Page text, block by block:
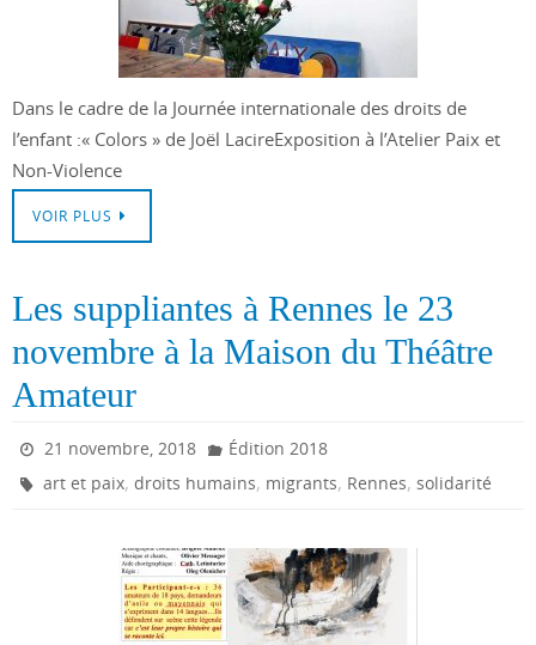
Dans le cadre de la Journée internationale des droits de
l’enfant :« Colors » de Joël LacireExposition à l’Atelier Paix et
Non-Violence
VOIR PLUS
Les suppliantes à Rennes le 23
novembre à la Maison du Théâtre
Amateur
21 novembre, 2018
Édition 2018
art et paix,droits humains, migrants, Rennes,solidarité